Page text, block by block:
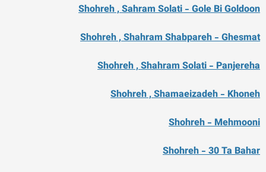
Shohreh , Sahram Solati - Gole Bi Goldoon
Shohreh , Shahram Shabpareh - Ghesmat
Shohreh , Shahram Solati - Panjereha
Shohreh , Shamaeizadeh - Khoneh
Shohreh - Mehmooni
Shohreh - 30 Ta Bahar